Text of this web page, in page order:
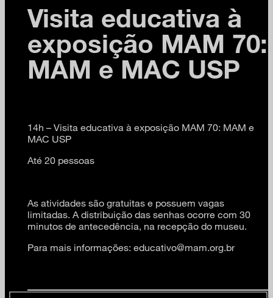
Visita educativa à
exposição MAM 70:
MAM e MAC USP
14h – Visita educativa à exposição MAM 70: MAM e
MAC USP
Até 20 pessoas
As atividades são gratuitas e possuem vagas
limitadas. A distribuição das senhas ocorre com 30
minutos de antecedência, na recepção do museu.
Para mais informações: educativo@mam.org.br